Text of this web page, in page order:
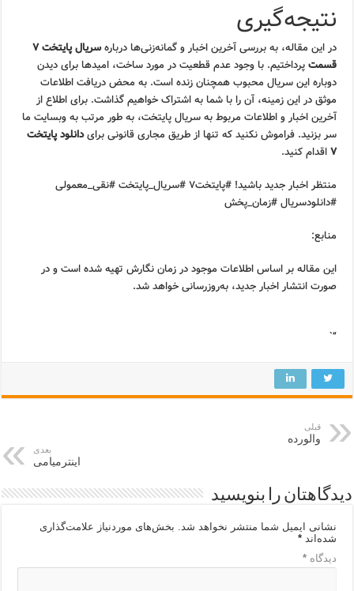
نتیجه‌گیری
در این مقاله، به بررسی آخرین اخبار و گمانه‌زنی‌ها درباره
سریال پایتخت ۷
قسمتپرداختیم. با وجود عدم قطعیت در مورد ساخت، امیدها برای دیدن
دوباره این سریال محبوب همچنان زنده است. به محض دریافت اطلاعات
موثق در این زمینه، آن را با شما به اشتراک خواهیم گذاشت. برای اطلاع از
آخرین اخبار و اطلاعات مربوط به سریال پایتخت، به طور مرتب به وبسایت ما
سر بزنید. فراموش نکنید که تنها از طریق مجاری قانونی برایدانلود پایتخت
۷اقدام کنید.
منتظر اخبار جدید باشید! #پایتخت۷ #سریال_پایتخت #نقی_معمولی
#دانلودسریال #زمان_پخش
منابع:
این مقاله بر اساس اطلاعات موجود در زمان نگارش تهیه شده است و در
صورت انتشار اخبار جدید، به‌روزرسانی خواهد شد.
“`
قبلی
والورده
بعدی
اینترمیامی
دیدگاهتان را بنویسید
نشانی ایمیل شما منتشر نخواهد شد.
بخش‌های موردنیاز علامت‌گذاری
شده‌اند*
دیدگاه*